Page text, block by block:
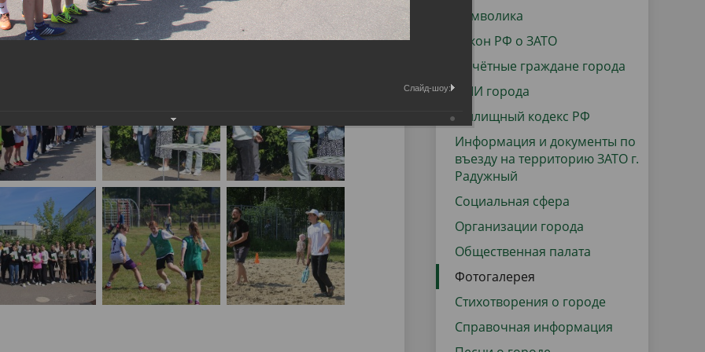
Технопарковая зона
Городская среда
данных
закупки Муниципальный контроль
Региональный контроль
Поддержка малого и среднего
предпринимательства
Символика
Закон РФ о ЗАТО
Почётные граждане города
СМИ города
Жилищный кодекс РФ
Информация и документы по
въезду на территорию ЗАТО г.
Радужный
Социальная сфера
Организации города
Общественная палата
Фотогалерея
Стихотворения о городе
Справочная информация
Слайд-шоу: